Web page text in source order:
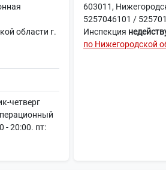
области г.
четверг
- 20:00. пт:
603011,
5257046101 /
Инспекция
по Нижегородской